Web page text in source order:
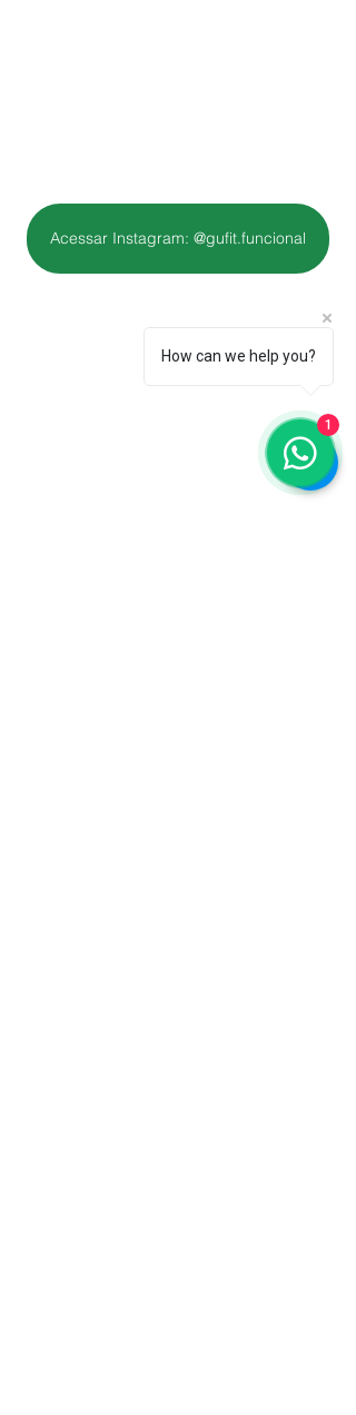
Acessar Instagram: @gufit.funcional
How can we help you?
1